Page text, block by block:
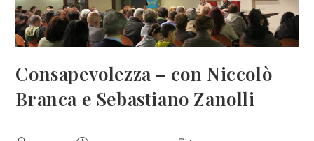
Consapevolezza – con Niccolò
Branca e Sebastiano Zanolli